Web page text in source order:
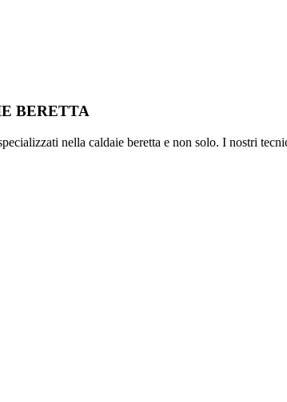
BERETTA
nella caldaie beretta e non solo. I nostri